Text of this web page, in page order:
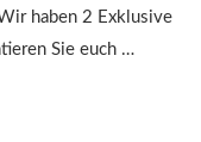
haben 2 Exklusive
Sie euch …